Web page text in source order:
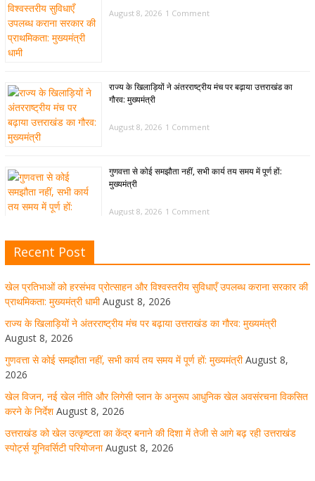
August 8, 2026 1 Comment
राज्य के खिलाड़ियों ने अंतरराष्ट्रीय मंच पर बढ़ाया उत्तराखंड का
गौरव: मुख्यमंत्री
August 8, 2026 1 Comment
गुणवत्ता से कोई समझौता नहीं, सभी कार्य तय समय में पूर्ण हों:
मुख्यमंत्री
August 8, 2026 1 Comment
अवसंरचना विकसित करने के निर्देश
August 8, 2026 1 Comment
उत्तराखंड को खेल उत्कृष्टता का केंद्र बनाने की दिशा में तेजी से आगे
बढ़ रही उत्तराखंड स्पोर्ट्स यूनिवर्सिटी परियोजना
August 8, 2026 1 Comment
मुख्य सचिव ने कहा- कौशल विकास से संबंधित सभी विभाग एक
Recent Post
खेल प्रतिभाओं को हरसंभव प्रोत्साहन और विश्वस्तरीय सुविधाएँ उपलब्ध कराना सरकार की
प्राथमिकता: मुख्यमंत्री धामी August 8, 2026
राज्य के खिलाड़ियों ने अंतरराष्ट्रीय मंच पर बढ़ाया उत्तराखंड का गौरव: मुख्यमंत्री
August 8, 2026
गुणवत्ता से कोई समझौता नहीं, सभी कार्य तय समय में पूर्ण हों: मुख्यमंत्री August 8,
2026
खेल विजन, नई खेल नीति और लिगेसी प्लान के अनुरूप आधुनिक खेल अवसंरचना विकसित
करने के निर्देश August 8, 2026
उत्तराखंड को खेल उत्कृष्टता का केंद्र बनाने की दिशा में तेजी से आगे बढ़ रही उत्तराखंड
स्पोर्ट्स यूनिवर्सिटी परियोजना August 8, 2026